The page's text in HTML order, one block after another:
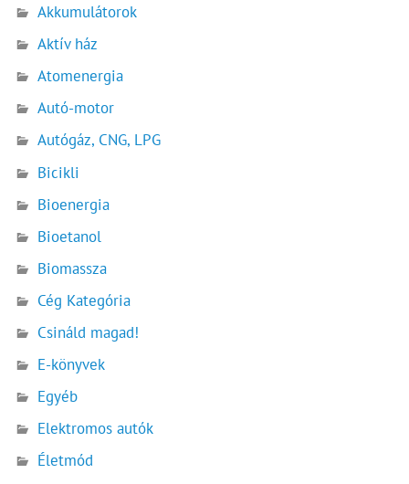
Akkumulátorok
Aktív ház
Atomenergia
Autó-motor
Autógáz, CNG, LPG
Bicikli
Bioenergia
Bioetanol
Biomassza
Cég Kategória
Csináld magad!
E-könyvek
Egyéb
Elektromos autók
Életmód